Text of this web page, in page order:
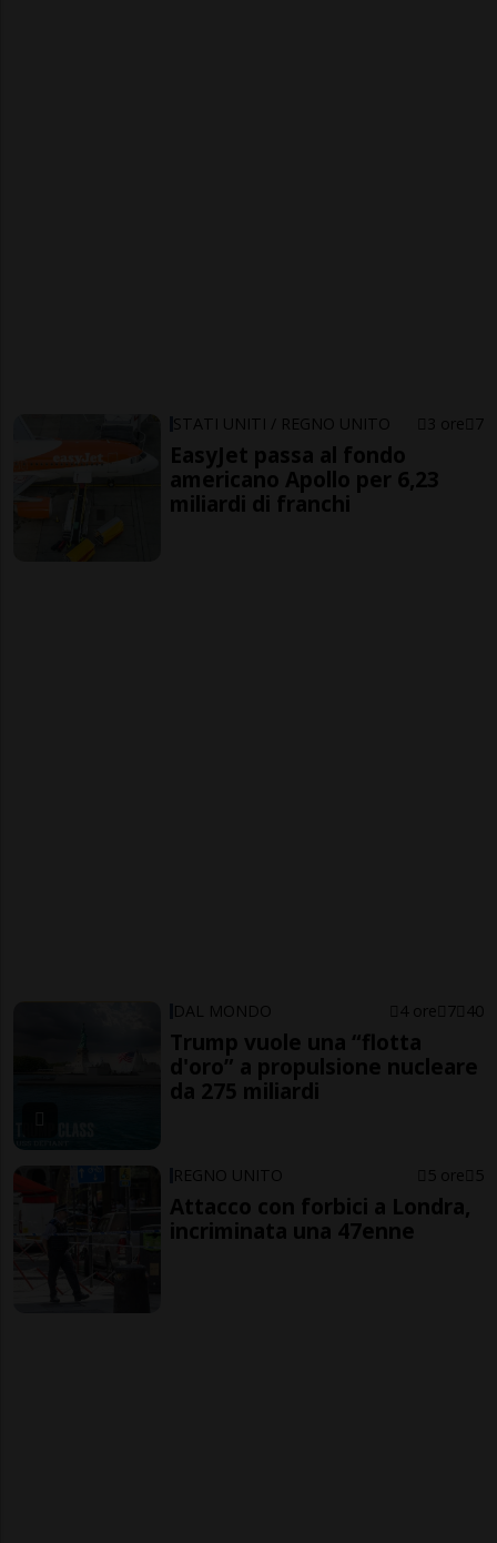
STATI UNITI / REGNO UNITO 3 ore 7
EasyJet passa al fondo
americano Apollo per 6,23
miliardi di franchi
DAL MONDO 4 ore 7 40
Trump vuole una “flotta
d'oro” a propulsione nucleare
da 275 miliardi
REGNO UNITO 5 ore 5
Attacco con forbici a Londra,
incriminata una 47enne